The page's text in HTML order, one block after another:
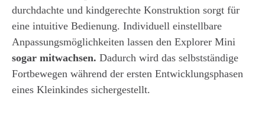
durchdachte und kindgerechte Konstruktion sorgt für
eine intuitive Bedienung. Individuell einstellbare
Anpassungsmöglichkeiten lassen den Explorer Mini
sogar mitwachsen. Dadurch wird das selbstständige
Fortbewegen während der ersten Entwicklungsphasen
eines Kleinkindes sichergestellt.